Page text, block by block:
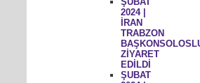
2024 |
İRAN
TRABZON
ZİYARET
EDİLDİ
ŞUBAT